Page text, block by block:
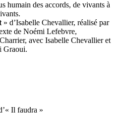
humain des accords, de vivants à
» d’Isabelle Chevallier, réalisé par
de Noémi Lefebvre,
avec Isabelle Chevallier et
Graoui.
Il faudra »